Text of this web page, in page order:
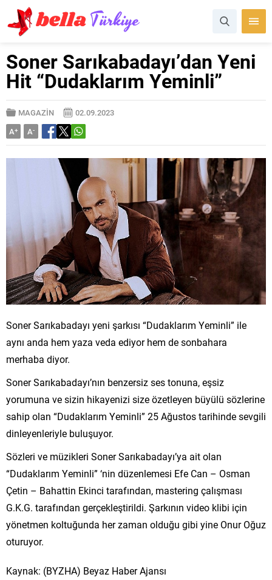
Soner Sarıkabadayı’dan Yeni
Hit “Dudaklarım Yeminli”
MAGAZİN
02.09.2023
A+ A-
Soner Sarıkabadayı yeni şarkısı “Dudaklarım Yeminli” ile
aynı anda hem yaza veda ediyor hem de sonbahara
merhaba diyor.
Soner Sarıkabadayı’nın benzersiz ses tonuna, eşsiz
yorumuna ve sizin hikayenizi size özetleyen büyülü sözlerine
sahip olan “Dudaklarım Yeminli” 25 Ağustos tarihinde sevgili
dinleyenleriyle buluşuyor.
Sözleri ve müzikleri Soner Sarıkabadayı’ya ait olan
“Dudaklarım Yeminli” ‘nin düzenlemesi Efe Can – Osman
Çetin – Bahattin Ekinci tarafından, mastering çalışması
G.K.G. tarafından gerçekleştirildi. Şarkının video klibi için
yönetmen koltuğunda her zaman olduğu gibi yine Onur Oğuz
oturuyor.
Kaynak: (BYZHA) Beyaz Haber Ajansı